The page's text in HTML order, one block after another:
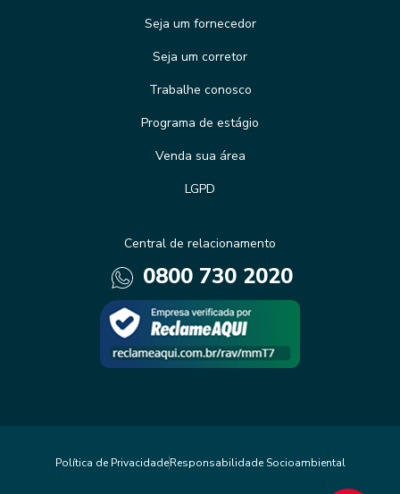
Seja um fornecedor
Seja um corretor
Trabalhe conosco
Programa de estágio
Venda sua área
LGPD
Central de relacionamento
0800 730 2020
Política de PrivacidadeResponsabilidade Socioambiental